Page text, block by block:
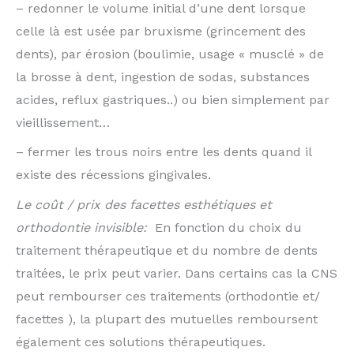
– redonner le volume initial d’une dent lorsque
celle là est usée par bruxisme (grincement des
dents), par érosion (boulimie, usage « musclé » de
la brosse à dent, ingestion de sodas, substances
acides, reflux gastriques..) ou bien simplement par
vieillissement…
– fermer les trous noirs entre les dents quand il
existe des récessions gingivales.
Le coût / prix des facettes esthétiques et
orthodontie invisible: En fonction du choix du
traitement thérapeutique et du nombre de dents
traitées, le prix peut varier. Dans certains cas la CNS
peut rembourser ces traitements (orthodontie et/
facettes ), la plupart des mutuelles remboursent
également ces solutions thérapeutiques.